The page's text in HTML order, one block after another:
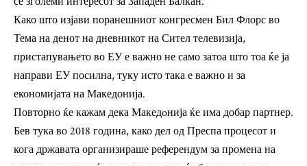
Како што изјави поранешниот конгресмен Бил Флорс во
Тема на денот на дневникот на Сител телевизија,
пристапувањето во ЕУ е важно не само затоа што тоа ќе ја
направи ЕУ посилна, туку исто така е важно и за
економијата на Македонија.
Повторно ќе кажам дека Македoнија ќе има добар партнер.
Бев тука во 2018 година, како дел од Преспа процесот и
кога државата организираше референдум за промена на